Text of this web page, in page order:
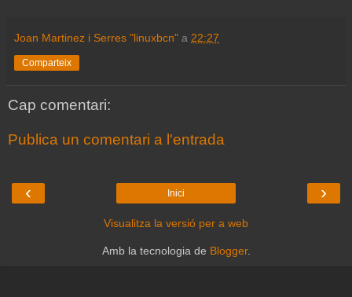
Joan Martinez i Serres "linuxbcn" a 22:27
Comparteix
Cap comentari:
Publica un comentari a l'entrada
‹ ›
Inici
Visualitza la versió per a web
Amb la tecnologia de Blogger.